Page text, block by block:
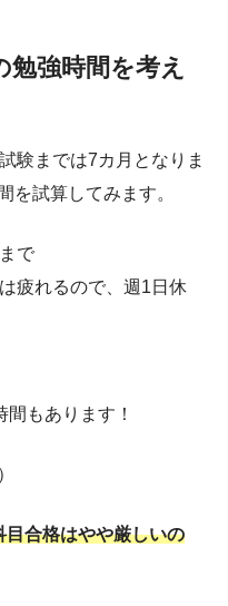
強時間を考え
験までは7カ月となりま
を試算してみます。
で
疲れるので、週1日休
もあります！
合格はやや厳しいの